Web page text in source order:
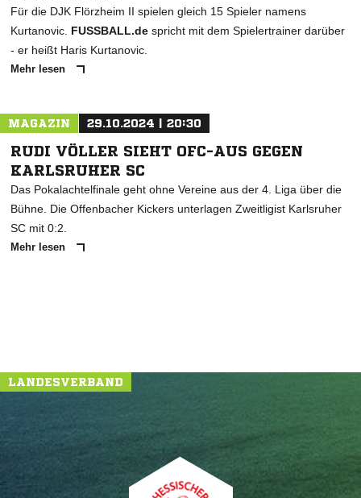
Für die DJK Flörzheim II spielen gleich 15 Spieler namens
Kurtanovic. FUSSBALL.de spricht mit dem Spielertrainer darüber
- er heißt Haris Kurtanovic.
Mehr lesen
MAGAZIN 29.10.2024 | 20:30
RUDI VÖLLER SIEHT OFC-AUS GEGEN
KARLSRUHER SC
Das Pokalachtelfinale geht ohne Vereine aus der 4. Liga über die
Bühne. Die Offenbacher Kickers unterlagen Zweitligist Karlsruher
SC mit 0:2.
Mehr lesen
LANDESVERBAND